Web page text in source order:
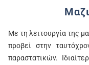
Με τη λειτουργία της
προβεί στην
παραστατικών.